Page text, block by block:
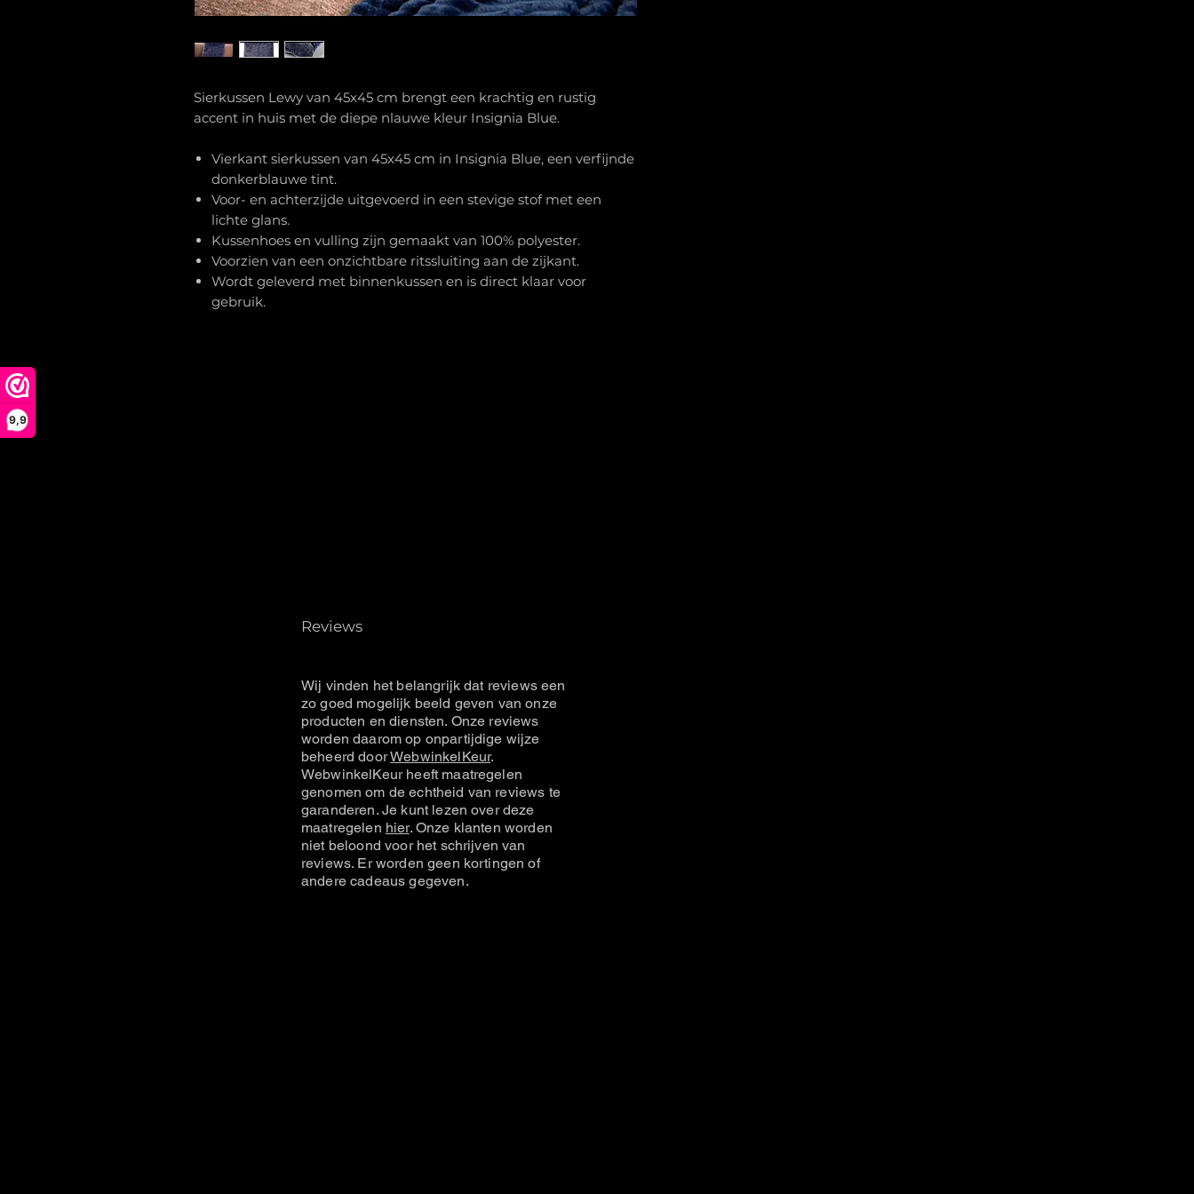
9,9
Sierkussen Lewy van 45x45 cm brengt een krachtig en rustig
accent in huis met de diepe nlauwe kleur Insignia Blue.
Vierkant sierkussen van 45x45 cm in Insignia Blue, een verfijnde
donkerblauwe tint.
Voor- en achterzijde uitgevoerd in een stevige stof met een
lichte glans.
Kussenhoes en vulling zijn gemaakt van 100% polyester.
Voorzien van een onzichtbare ritssluiting aan de zijkant.
Wordt geleverd met binnenkussen en is direct klaar voor
gebruik.
Reviews
Wij vinden het belangrijk dat reviews een
zo goed mogelijk beeld geven van onze
producten en diensten. Onze reviews
worden daarom op onpartijdige wijze
beheerd doorWebwinkelKeur.
WebwinkelKeur heeft maatregelen
genomen om de echtheid van reviews te
garanderen. Je kunt lezen over deze
maatregelen hier. Onze klanten worden
niet beloond voor het schrijven van
reviews. Er worden geen kortingen of
andere cadeaus gegeven.